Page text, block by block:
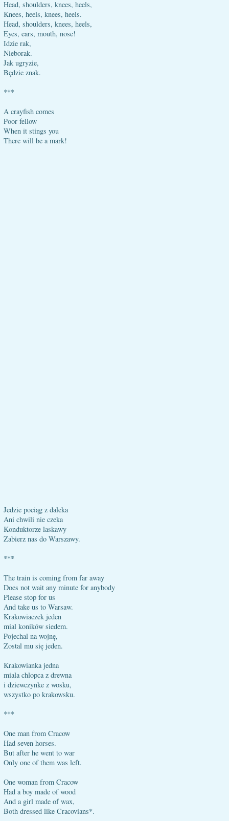
Head, shoulders, knees, heels,
Knees, heels, knees, heels.
Head, shoulders, knees, heels,
Eyes, ears, mouth, nose!
Idzie rak,
Nieborak.
Jak ugryzie,
Będzie znak.
***
A crayfish comes
Poor fellow
When it stings you
There will be a mark!
Jedzie pociąg z daleka
Ani chwili nie czeka
Konduktorze laskawy
Zabierz nas do Warszawy.
***
The train is coming from far away
Does not wait any minute for anybody
Please stop for us
And take us to Warsaw.
Krakowiaczek jeden
mial koników siedem.
Pojechal na wojnę,
Zostal mu się jeden.
Krakowianka jedna
miala chlopca z drewna
i dziewczynke z wosku,
wszystko po krakowsku.
***
One man from Cracow
Had seven horses.
But after he went to war
Only one of them was left.
One woman from Cracow
Had a boy made of wood
And a girl made of wax,
Both dressed like Cracovians*.